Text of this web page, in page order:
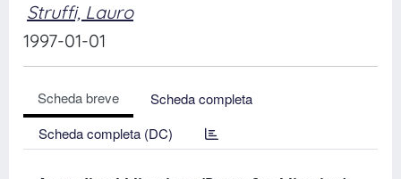
Struffi, Lauro
1997-01-01
Scheda breve
Scheda completa
Scheda completa (DC)